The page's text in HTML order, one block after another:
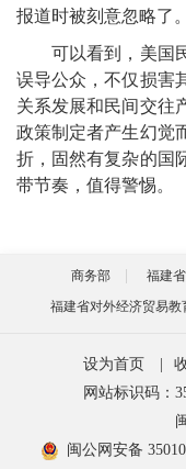
报道时被刻意忽略了。
可以看到，美国民
误导公众，不仅损害
关系发展和民间交往
政策制定者产生幻觉
折，固然有复杂的国
带节奏，值得警惕。
商务部 福建
福建省对外经济贸易教
设为首页
网站标识码：
闽公网安备